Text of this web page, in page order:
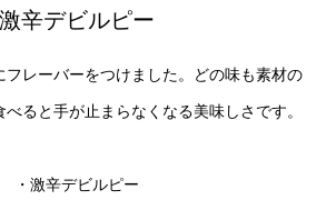
激辛デビルピー
フレーバーをつけました。どの味も素材の
ると手が止まらなくなる美味しさです。
・激辛デビルピー